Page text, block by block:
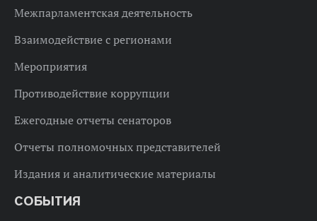
Межпарламентская деятельность
Взаимодействие с регионами
Мероприятия
Противодействие коррупции
Ежегодные отчеты сенаторов
Отчеты полномочных представителей
Издания и аналитические материалы
СОБЫТИЯ